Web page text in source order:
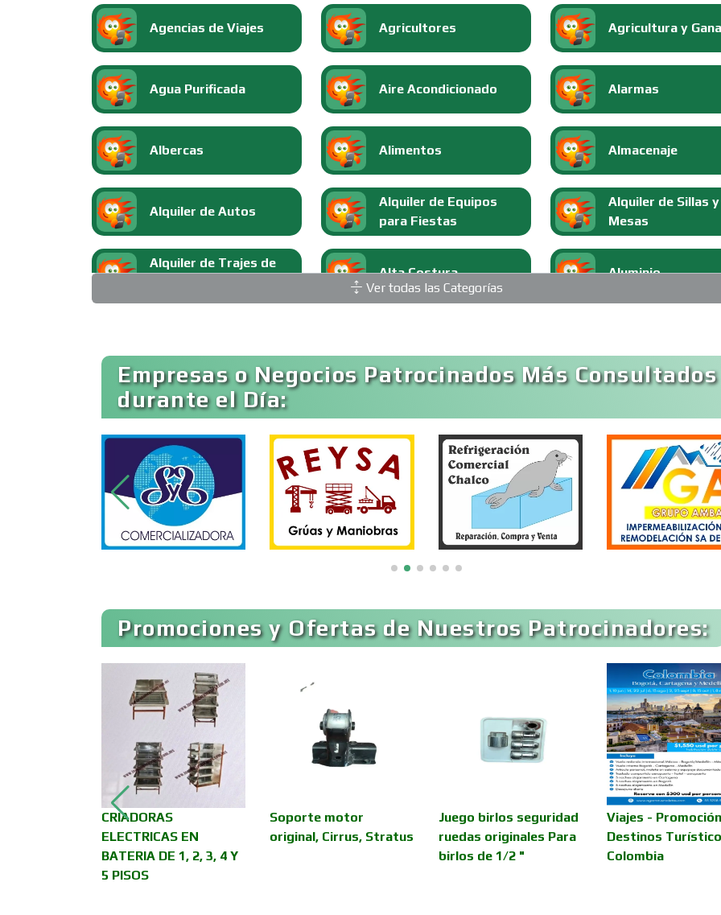
Agencias de Viajes Agricultores Agricultura y
Agua Purificada Aire Acondicionado Alarmas
Albercas Alimentos Almacenaje
Alquiler de Autos
Alquiler de Equipos
para Fiestas
Alquiler de Sillas y
Mesas
Alquiler de Trajes de
Alta Costura Aluminio
Animadores de Eventos
Aparatos y Equipos
Artes Gráficas Artesanías Artículos de
Artículos de Piel Artículos Deportivos Artículos
Artículos Publicitarios Aseguradoras Asesores
Asesoría Fiscal Asociaciones
Asociaciones
Empresariales
Audios para
Autobuses Automatización
Automóviles
Usados
Ver todas las Categorías
Empresas o Negocios Patrocinados Más Consultados
durante el Día:
Promociones y Ofertas de Nuestros Patrocinadores:
CRIADORAS
ELECTRICAS EN
BATERIA DE 1, 2, 3, 4 Y
5 PISOS
Soporte motor
original, Cirrus, Stratus
Juego birlos seguridad
ruedas originales Para
birlos de 1/2 "
Viajes -
Destinos
Colombia